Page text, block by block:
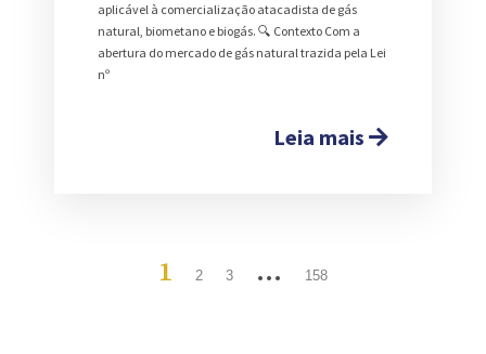
aplicável à comercialização atacadista de gás
natural, biometano e biogás. 🔍 Contexto Com a
abertura do mercado de gás natural trazida pela Lei
nº
Leia mais
1 2 3 … 158